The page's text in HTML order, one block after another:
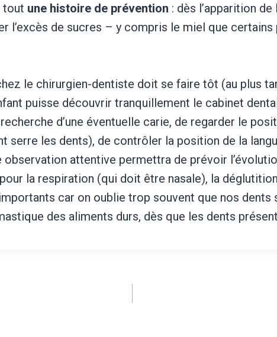
tout une histoire de prévention : dès l’apparition
l’excès de sucres – y compris le miel que
le chirurgien-dentiste doit se faire tôt (au plus
puisse découvrir tranquillement le cabinet
d’une éventuelle carie, de regarder le
serre les dents), de contrôler la position de la
attentive permettra de prévoir
la respiration (qui doit être nasale), la
car on oublie trop souvent que nos dents
des aliments durs, dès que les dents